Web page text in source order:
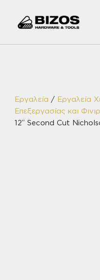
Εργαλεία / Εργαλεία
Επεξεργασίας και
12” Second Cut